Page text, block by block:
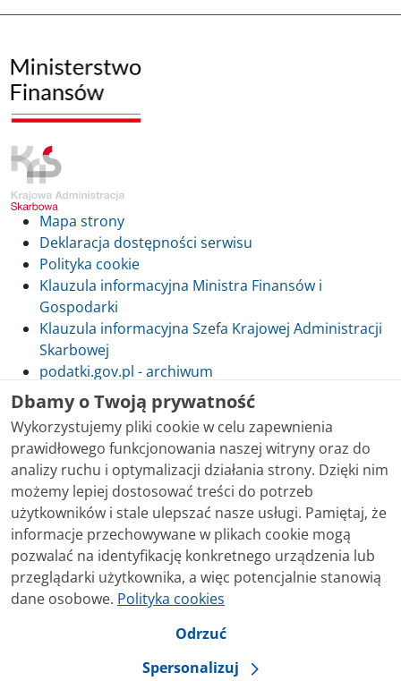
Mapa strony
Deklaracja dostępności serwisu
Polityka cookie
Klauzula informacyjna Ministra Finansów i
Gospodarki
Klauzula informacyjna Szefa Krajowej Administracji
Skarbowej
podatki.gov.pl - archiwum
Skontaktuj się z nami
Treści zamieszczone w serwisie udostępniamy
bezpłatnie. Korzystanie z treści opublikowanych w
serwisie podatki.gov.pl, niezależnie od celu i sposobu
korzystania, nie wymaga zgody Ministerstwa Finansów.
Treści znaczone w serwisie jako treści będące
przedmiotem praw autorskich, o ile nie jest to
stwierdzone inaczej, są udostępniane na licencji
Dbamy o Twoją prywatność
Wykorzystujemy pliki cookie w celu zapewnienia
prawidłowego funkcjonowania naszej witryny oraz do
analizy ruchu i optymalizacji działania strony. Dzięki nim
możemy lepiej dostosować treści do potrzeb
użytkowników i stale ulepszać nasze usługi. Pamiętaj, że
informacje przechowywane w plikach cookie mogą
pozwalać na identyfikację konkretnego urządzenia lub
przeglądarki użytkownika, a więc potencjalnie stanowią
dane osobowe. Polityka cookies
Odrzuć
Spersonalizuj